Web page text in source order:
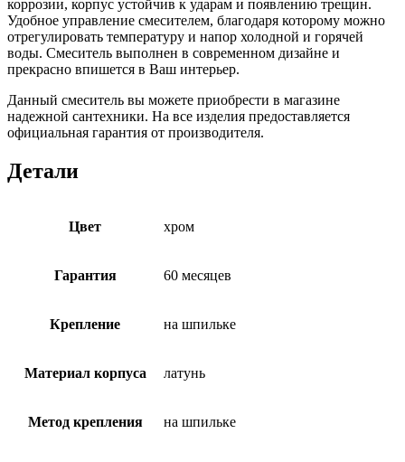
коррозии, корпус устойчив к ударам и появлению трещин.
Удобное управление смесителем, благодаря которому можно
отрегулировать температуру и напор холодной и горячей
воды. Смеситель выполнен в современном дизайне и
прекрасно впишется в Ваш интерьер.
Данный смеситель вы можете приобрести в магазине
надежной сантехники. На все изделия предоставляется
официальная гарантия от производителя.
Детали
Цвет хром
Гарантия 60 месяцев
Крепление на шпильке
Материал корпуса латунь
Метод крепления на шпильке